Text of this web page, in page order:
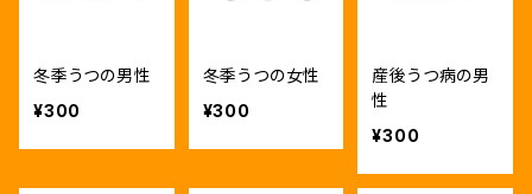
冬季うつの男性
¥300
冬季うつの女性
¥300
産後うつ病の男
性
¥300